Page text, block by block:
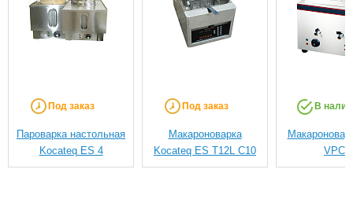
Под заказ
Пароварка настольная
Kocateq ES 4
Под заказ
Макароноварка
Kocateq ES T12L C10
В
VPC-4